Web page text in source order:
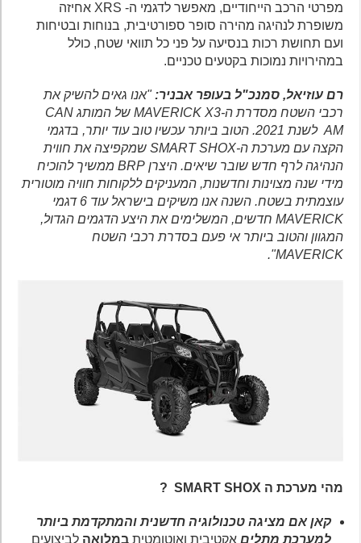
מפרטי הרכב הייחודיים, מאפשר לדגמי ה- XRS אחיזה
משופרת לנהיגה מהירה סופר ספורטיבית, בנוחות ובטיחות
ועם תחושת רכות בנסיעה על פני כל תוואי שטח, כולל
במהירויות נמוכות בקטעים טכניים.
רם עוזיאל, סמנכ"ל בעופר אבניר:"אנו גאים להשיק את
רכבי השטח מסדרת ה-MAVERICK X3 של המותג CAN
AM לשנת 2021. הטוב ביותר עכשיו טוב עוד יותר, בדגמי
הקצה עם מערכת ה-SMART SHOX שמקפיצה את חווית
הנהיגה לרף חדש שובר שיאים. היצרן BRP ממשיך להוכיח
מידי שנה מצוינות וחדשנות, המעניקים ללקוחות חוויה מוטורית
עוצמתית בשטח. השנה אנו משיקים בישראל עוד 6 דגמי
MAVERICK חדשים, המשלימים את היצע הדגמים הגדול,
המגוון והטוב ביותר אי פעם בסדרת רכבי השטח
MAVERICK".
מהי מערכת ה SMART SHOX ?
קאן אם מציגה טכנולוגיה חדשנית והמתקדמת ביותר
למערכת מתליםאקטיבית ואוטומטיתבמלואהלביצועים